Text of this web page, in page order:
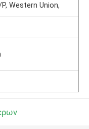
Western Union,